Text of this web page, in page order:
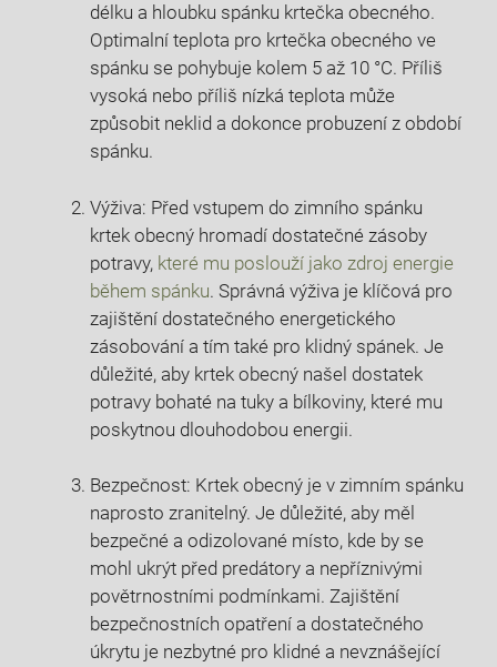
délku a hloubku spánku krtečka obecného.
Optimalní teplota pro krtečka obecného ve
spánku se pohybuje kolem 5 až 10 °C. Příliš
vysoká nebo příliš nízká teplota může
způsobit neklid a dokonce probuzení z období
spánku.
Výživa: Před vstupem do zimního spánku
krtek obecný hromadí dostatečné zásoby
potravy, které mu poslouží jako zdroj energie
během spánku. Správná výživa je klíčová pro
zajištění dostatečného energetického
zásobování a tím také pro klidný spánek. Je
důležité, aby krtek obecný našel dostatek
potravy bohaté na tuky a bílkoviny, které mu
poskytnou dlouhodobou energii.
Bezpečnost: Krtek obecný je v zimním spánku
naprosto zranitelný. Je důležité, aby měl
bezpečné a odizolované místo, kde by se
mohl ukrýt před predátory a nepříznivými
povětrnostními podmínkami. Zajištění
bezpečnostních opatření a dostatečného
úkrytu je nezbytné pro klidné a nevznášející